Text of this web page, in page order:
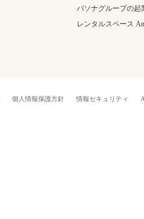
パソナグループの起
レンタルスペース
個人情報保護方針 情報セキュリティ